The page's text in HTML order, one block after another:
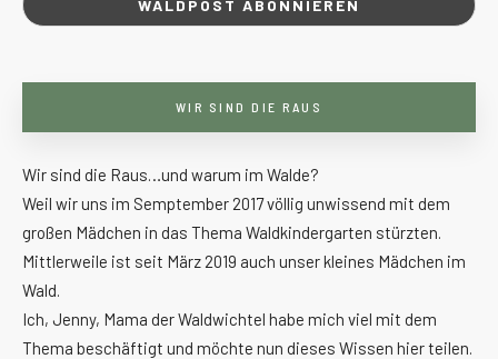
WIR SIND DIE RAUS
Wir sind die Raus…und warum im Walde?
Weil wir uns im Semptember 2017 völlig unwissend mit dem
großen Mädchen in das Thema Waldkindergarten stürzten.
Mittlerweile ist seit März 2019 auch unser kleines Mädchen im
Wald.
Ich, Jenny, Mama der Waldwichtel habe mich viel mit dem
Thema beschäftigt und möchte nun dieses Wissen hier teilen.